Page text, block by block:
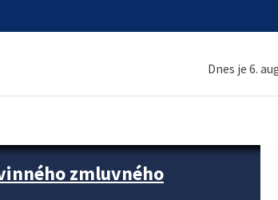
Dnes je 6.
zmluvného